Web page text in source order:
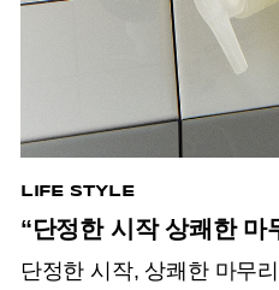
LIFE STYLE
“단정한 시작 상쾌한 마
단정한 시작, 상쾌한 마무